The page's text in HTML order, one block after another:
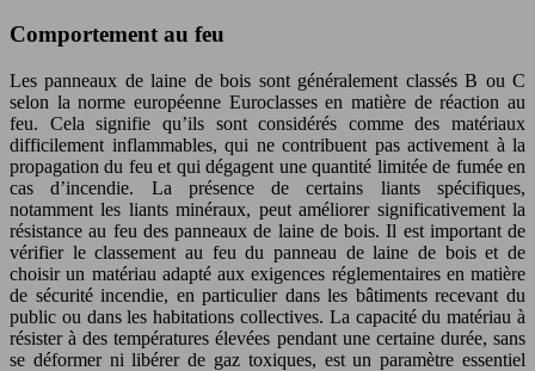
Comportement au feu
Les panneaux de laine de bois sont généralement classés B ou C
selon la norme européenne Euroclasses en matière de réaction au
feu. Cela signifie qu’ils sont considérés comme des matériaux
difficilement inflammables, qui ne contribuent pas activement à la
propagation du feu et qui dégagent une quantité limitée de fumée en
cas d’incendie. La présence de certains liants spécifiques,
notamment les liants minéraux, peut améliorer significativement la
résistance au feu des panneaux de laine de bois. Il est important de
vérifier le classement au feu du panneau de laine de bois et de
choisir un matériau adapté aux exigences réglementaires en matière
de sécurité incendie, en particulier dans les bâtiments recevant du
public ou dans les habitations collectives. La capacité du matériau à
résister à des températures élevées pendant une certaine durée, sans
se déformer ni libérer de gaz toxiques, est un paramètre essentiel